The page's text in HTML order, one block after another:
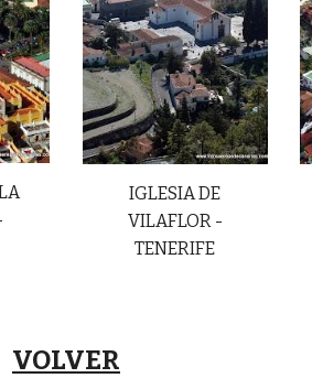
IGLESIA DE
VILAFLOR -
TENERIFE
VOLVER